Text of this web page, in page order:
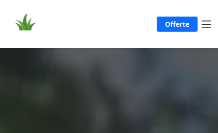
Offerte